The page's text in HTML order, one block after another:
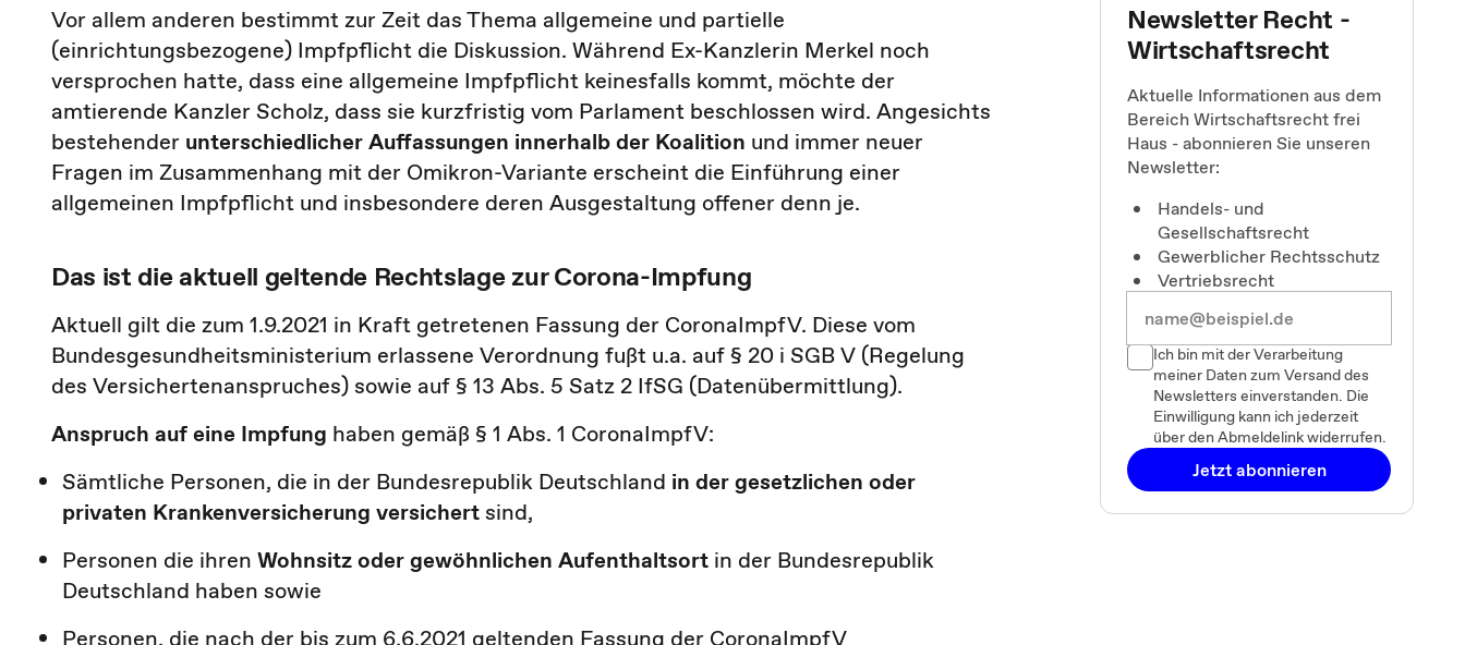
Vor allem anderen bestimmt zur Zeit das Thema allgemeine und partielle
(einrichtungsbezogene) Impfpflicht die Diskussion. Während Ex-Kanzlerin Merkel noch
versprochen hatte, dass eine allgemeine Impfpflicht keinesfalls kommt, möchte der
amtierende Kanzler Scholz, dass sie kurzfristig vom Parlament beschlossen wird. Angesichts
bestehender unterschiedlicher Auffassungen innerhalb der Koalition und immer neuer
Fragen im Zusammenhang mit der Omikron-Variante erscheint die Einführung einer
allgemeinen Impfpflicht und insbesondere deren Ausgestaltung offener denn je.
Das ist die aktuell geltende Rechtslage zur Corona-Impfung
Aktuell gilt die zum 1.9.2021 in Kraft getretenen Fassung der CoronaImpfV. Diese vom
Bundesgesundheitsministerium erlassene Verordnung fußt u.a. auf § 20 i SGB V (Regelung
des Versichertenanspruches) sowie auf § 13 Abs. 5 Satz 2 IfSG (Datenübermittlung).
Anspruch auf eine Impfung haben gemäß § 1 Abs. 1 CoronaImpfV:
Sämtliche Personen, die in der Bundesrepublik Deutschland in der gesetzlichen oder
privaten Krankenversicherung versichertsind,
Personen die ihren Wohnsitz oder gewöhnlichen Aufenthaltsort in der Bundesrepublik
Deutschland haben sowie
Personen, die nach der bis zum 6.6.2021 geltenden Fassung der CoronaImpfV
Newsletter Recht -
Wirtschaftsrecht
Aktuelle Informationen aus dem
Bereich Wirtschaftsrecht frei
Haus - abonnieren Sie unseren
Newsletter:
Handels- und
Gesellschaftsrecht
Gewerblicher Rechtsschutz
Vertriebsrecht
Ich bin mit der Verarbeitung
meiner Daten zum Versand des
Newsletters einverstanden. Die
Einwilligung kann ich jederzeit
über den Abmeldelink widerrufen.
Jetzt abonnieren